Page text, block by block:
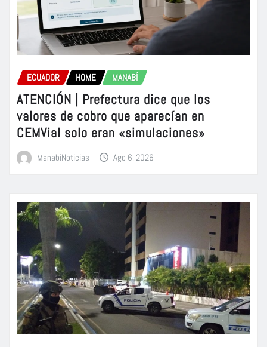
ECUADOR HOME MANABÍ
ATENCIÓN | Prefectura dice que los
valores de cobro que aparecían en
CEMVial solo eran «simulaciones»
ManabiNoticias Ago 6, 2026